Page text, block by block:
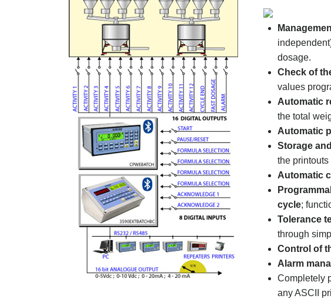
dosage.
Check of
values
Automatic
the total
Automatic
Storage
the printouts
Automatic
cycle;
Tolerance
through
Control of
Alarm
Completely
any ASCII